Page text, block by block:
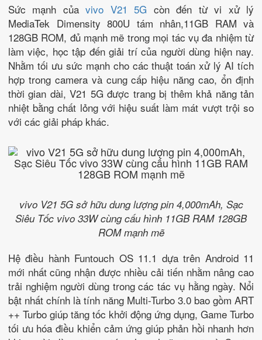
Sức mạnh củavivo V21 5G còn đến từ vi xử lý
MediaTek Dimensity 800U tám nhân,11GB RAM và
128GB ROM, đủ mạnh mẽ trong mọi tác vụ đa nhiệm từ
làm việc, học tập đến giải trí của người dùng hiện nay.
Nhằm tối ưu sức mạnh cho các thuật toán xử lý AI tích
hợp trong camera và cung cấp hiệu năng cao, ổn định
thời gian dài, V21 5G được trang bị thêm khả năng tản
nhiệt bằng chất lỏng với hiệu suất làm mát vượt trội so
với các giải pháp khác.
vivo V21 5G sở hữu dung lượng pin 4,000mAh, Sạc
Siêu Tốc vivo 33W cùng cấu hình 11GB RAM 128GB
ROM mạnh mẽ
Hệ điều hành Funtouch OS 11.1 dựa trên Android 11
mới nhất cũng nhận được nhiều cải tiến nhằm nâng cao
trải nghiệm người dùng trong các tác vụ hằng ngày. Nổi
bật nhất chính là tính năng Multi-Turbo 3.0 bao gồm ART
++ Turbo giúp tăng tốc khởi động ứng dụng, Game Turbo
tối ưu hóa điều khiển cảm ứng giúp phản hồi nhanh hơn